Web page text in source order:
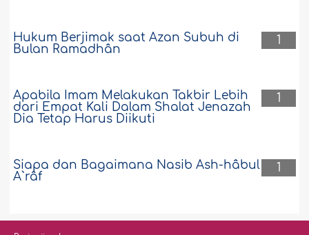
1
Hukum Berjimak saat Azan Subuh di
Bulan Ramadhân
1
Apabila Imam Melakukan Takbir Lebih
dari Empat Kali Dalam Shalat Jenazah
Dia Tetap Harus Diikuti
1
Siapa dan Bagaimana Nasib Ash-hâbul
A`râf